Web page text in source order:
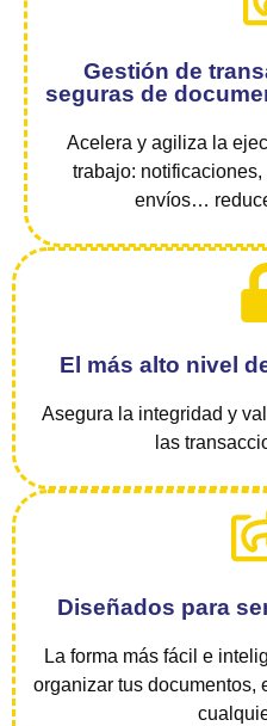
Gestión de
seguras de
Acelera y agiliza la
trabajo:
envíos…
El más alto nivel
Asegura la integridad y
las
Diseñados para
La forma más fácil e
organizar tus documentos,